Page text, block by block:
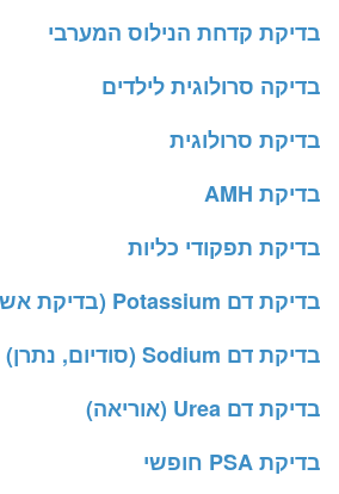
בדיקת קדחת הנילוס המערבי
בדיקה סרולוגית לילדים
בדיקת סרולוגית
בדיקת AMH
בדיקת תפקודי כליות
בדיקת דם Potassium (בדיקת אשלגן)
בדיקת דם Sodium (סודיום, נתרן)
בדיקת דם Urea (אוריאה)
בדיקת PSA חופשי